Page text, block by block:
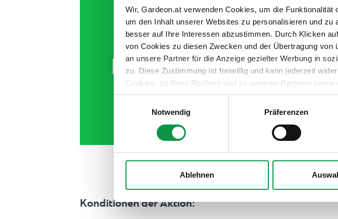
Wir, Gardeon.at verwenden Cookies, um die
um den Inhalt unserer Websites zu personalisieren und
besser auf Ihre Interessen abzustimmen. Durch Klicken
von Cookies zu diesen Zwecken und der Übertragung
an unsere Partner für die Anzeige gezielter Werbung in
zu. Diese Zustimmung ist freiwillig und kann jederzeit
Cookies, zu Ihren Rechten und zu unseren Partnern
teilweise zuzustimmen, finden Sie unter dem Link
Notwendig
Präferenzen
Ablehnen
Konditionen der Aktion: